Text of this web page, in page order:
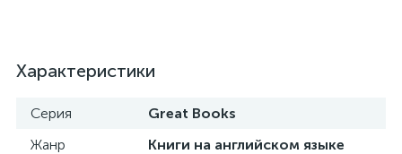
Характеристики
Серия
Great Books
Жанр
Книги на английском языке